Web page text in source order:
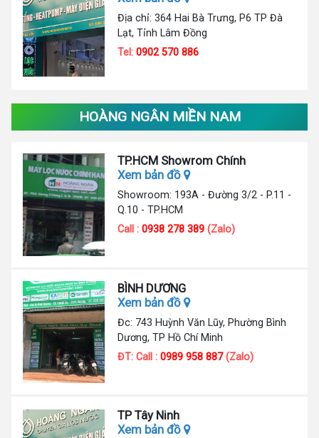
Địa chỉ: 364 Hai Bà Trưng, P6 TP Đà
Lạt, Tỉnh Lâm Đồng
Tel:0902 570 886
HOÀNG NGÂN MIỀN NAM
TP.HCM Showrom Chính
Xem bản đồ
Showroom: 193A - Đường 3/2 - P.11 -
Q.10 - TP.HCM
Call :0938 278 389(Zalo)
BÌNH DƯƠNG
Xem bản đồ
Đc: 743 Huỳnh Văn Lũy, Phường Bình
Dương, TP Hồ Chí Minh
ĐT: Call :0989 958 887(Zalo)
TP Tây Ninh
Xem bản đồ